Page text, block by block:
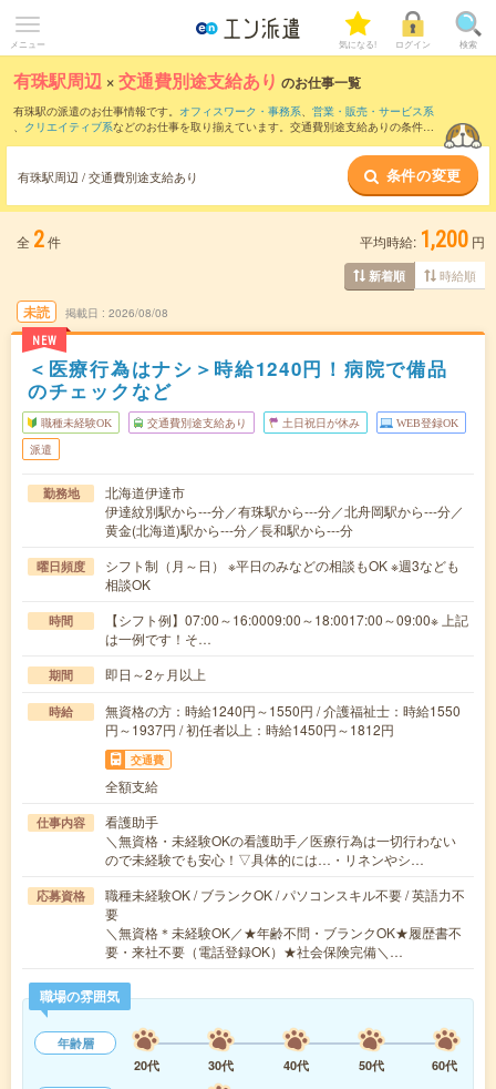
メニュー 気になる! ログイン 検索
有珠駅周辺 ×交通費別途支給あり のお仕事一覧
有珠駅の派遣のお仕事情報です。 オフィスワーク・事務系、 営業・販売・サービス系
、 クリエイティブ系などのお仕事を取り揃えています。交通費別途支給ありの条件の
有珠駅周辺 / 交通費別途支給あり 条件の変更
全 2件 平均時給: 1,200 円
新着順 時給順
未読
NEW
掲載日 2026/08/08
＜医療行為はナシ＞時給1240円！病院で備品
のチェックなど
職種未経験OK 交通費別途支給あり 土日祝日が休み WEB登録OK
派遣
勤務地
北海道伊達市
伊達紋別駅から---分／有珠駅から---分／北舟岡駅から---分／
黄金(北海道)駅から---分／長和駅から---分
曜日頻度
シフト制（月～日） ※平日のみなどの相談もOK ※週3なども
相談OK
時間
【シフト例】07:00～16:0009:00～18:0017:00～09:00※ 上記
は一例です！そ…
期間 即日～2ヶ月以上
時給
無資格の方：時給1240円～1550円 / 介護福祉士：時給1550
円～1937円 / 初任者以上：時給1450円～1812円
交通費
全額支給
仕事内容
看護助手
＼無資格・未経験OKの看護助手／医療行為は一切行わない
ので未経験でも安心！▽具体的には…・リネンやシ…
応募資格
職種未経験OK / ブランクOK / パソコンスキル不要 / 英語力不
要
＼無資格＊未経験OK／★年齢不問・ブランクOK★履歴書不
要・来社不要（電話登録OK）★社会保険完備＼…
職場の雰囲気
年齢層
20代
30代 40代 50代
60代